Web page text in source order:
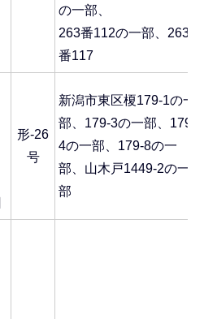
の一部、
263番112の一部、263
番117
形-26
号
新潟市東区榎179-1の一
部、179-3の一部、179-
4の一部、179-8の一
部、山木戸1449-2の一
部